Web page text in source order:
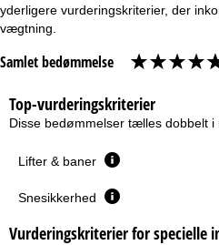
yderligere vurderingskriterier, der
vægtning.
Samlet bedømmelse
Top-vurderingskriterier
Disse bedømmelser tælles dobbelt i
Lifter & baner
Snesikkerhed
Vurderingskriterier for specielle